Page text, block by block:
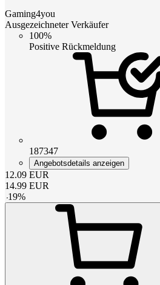
Gaming4you
Ausgezeichneter Verkäufer
100%
Positive Rückmeldung
187347
Angebotsdetails anzeigen
12.09 EUR
14.99 EUR
-19%